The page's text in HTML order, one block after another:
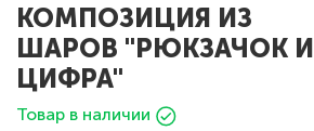
КОМПОЗИЦИЯ ИЗ
ШАРОВ "РЮКЗАЧОК И
ЦИФРА"
Товар в наличии